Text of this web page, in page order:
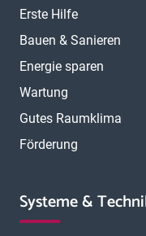
Erste Hilfe
Bauen & Sanieren
Energie sparen
Wartung
Gutes Raumklima
Förderung
Systeme &